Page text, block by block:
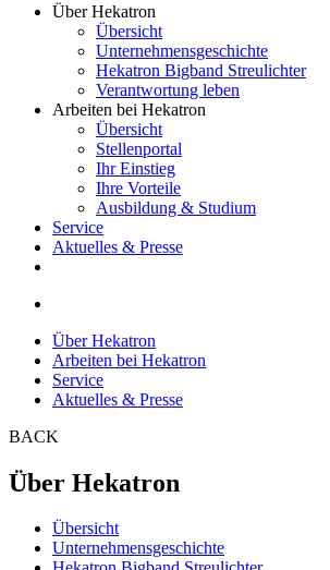
Über Hekatron
Übersicht
Unternehmensgeschichte
Hekatron Bigband Streulichter
Verantwortung leben
Arbeiten bei Hekatron
Übersicht
Stellenportal
Ihr Einstieg
Ihre Vorteile
Ausbildung & Studium
Service
Aktuelles & Presse
Über Hekatron
Arbeiten bei Hekatron
Service
Aktuelles & Presse
BACK
Über Hekatron
Übersicht
Unternehmensgeschichte